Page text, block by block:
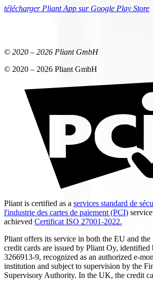
télécharger Pliant App sur Google Play Store
© 2020 – 2026 Pliant GmbH
© 2020 – 2026 Pliant GmbH
Pliant is certified as a services standard de
l'industrie des cartes de paiement (PCI)
achieved Certificat ISO 27001-2022.
Pliant offers its service in both the EU and
credit cards are issued by Pliant Oy, identified
3266913-9, recognized as an authorized e-
institution and subject to supervision by the
Supervisory Authority. In the UK, the credit